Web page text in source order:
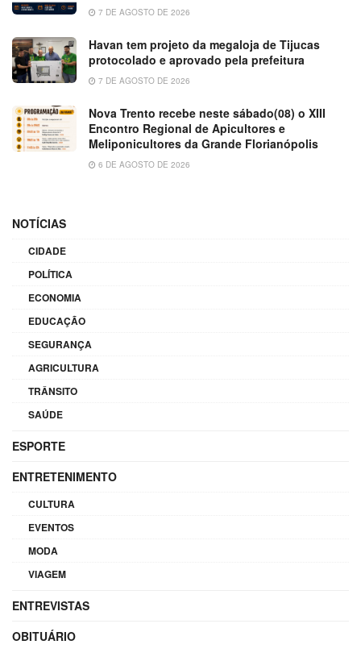
7 DE AGOSTO DE 2026
Havan tem projeto da megaloja de Tijucas
protocolado e aprovado pela prefeitura
7 DE AGOSTO DE 2026
Nova Trento recebe neste sábado(08) o XIII
Encontro Regional de Apicultores e
Meliponicultores da Grande Florianópolis
6 DE AGOSTO DE 2026
NOTÍCIAS
CIDADE
POLÍTICA
ECONOMIA
EDUCAÇÃO
SEGURANÇA
AGRICULTURA
TRÂNSITO
SAÚDE
ESPORTE
ENTRETENIMENTO
CULTURA
EVENTOS
MODA
VIAGEM
ENTREVISTAS
OBITUÁRIO